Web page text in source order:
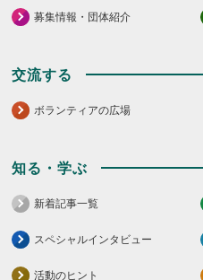
募集情報・団体紹介
交流する
ボランティアの広場
知る・学ぶ
新着記事一覧
スペシャルインタビュー
活動のヒント